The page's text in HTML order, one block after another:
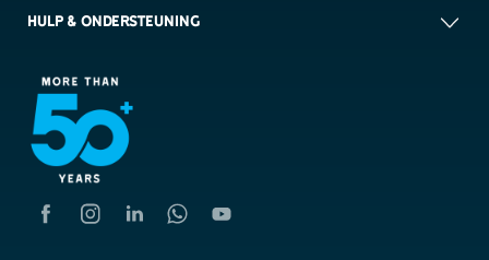
HULP & ONDERSTEUNING